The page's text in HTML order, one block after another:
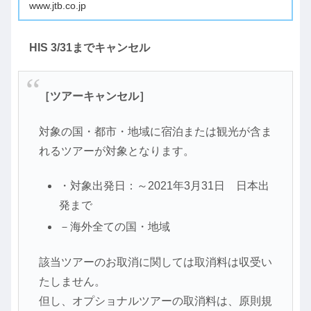
www.jtb.co.jp
HIS 3/31までキャンセル
［ツアーキャンセル］
対象の国・都市・地域に宿泊または観光が含ま
れるツアーが対象となります。
・対象出発日：～2021年3月31日 日本出
発まで
－海外全ての国・地域
該当ツアーのお取消に関しては取消料は収受い
たしません。
但し、オプショナルツアーの取消料は、原則規